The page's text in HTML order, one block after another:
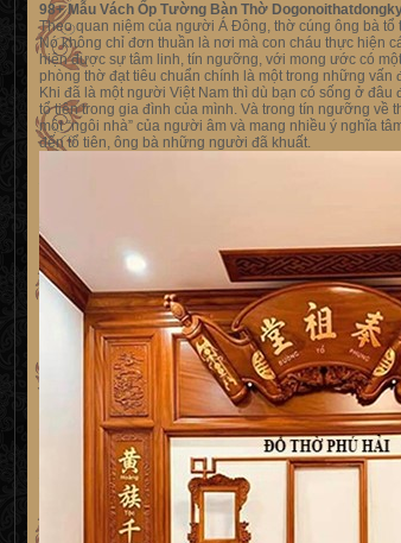
98+ Mẫu Vách Ốp Tường Bàn Thờ
Theo quan niệm của người Á Đông, thờ cúng ông bà
Nó không chỉ đơn thuần là nơi mà con cháu thực hiện
hiện được sự tâm linh, tín ngưỡng, với mong ước có
phòng thờ đạt tiêu chuẩn chính là một trong những
Khi đã là một người Việt Nam thì dù bạn có sống ở
tổ tiên trong gia đình của mình. Và trong tín ngưỡng về
một “ngôi nhà” của người âm và mang nhiều ý nghĩa
đến tổ tiên, ông bà những người đã khuất.